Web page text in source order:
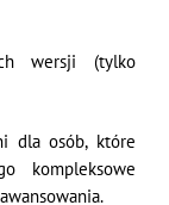
wersji (tylko
dla osób, które
kompleksowe